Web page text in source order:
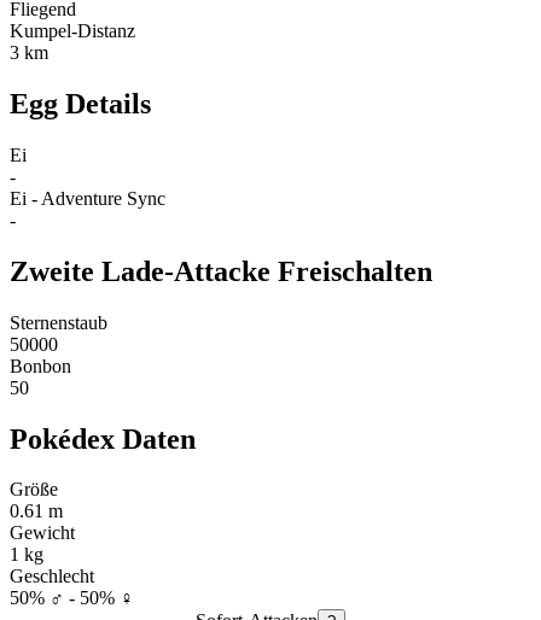
Fliegend
Kumpel-Distanz
3 km
Egg Details
Ei
-
Ei - Adventure Sync
-
Zweite Lade-Attacke Freischalten
Sternenstaub
50000
Bonbon
50
Pokédex Daten
Größe
0.61 m
Gewicht
1 kg
Geschlecht
50% ♂ - 50% ♀